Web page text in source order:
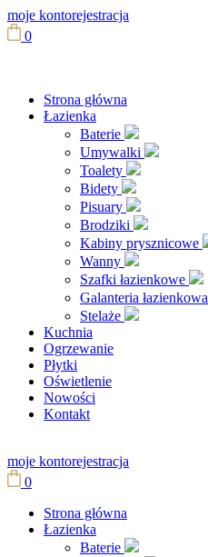
moje kontorejestracja
0
Strona główna
Łazienka
Baterie
Umywalki
Toalety
Bidety
Pisuary
Brodziki
Kabiny prysznicowe
Wanny
Szafki łazienkowe
Galanteria łazienkowa
Stelaże
Kuchnia
Ogrzewanie
Płytki
Oświetlenie
Nowości
Kontakt
moje kontorejestracja
0
Strona główna
Łazienka
Baterie